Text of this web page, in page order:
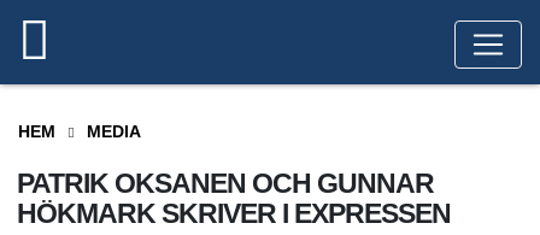
HEM MEDIA
PATRIK OKSANEN OCH GUNNAR
HÖKMARK SKRIVER I EXPRESSEN